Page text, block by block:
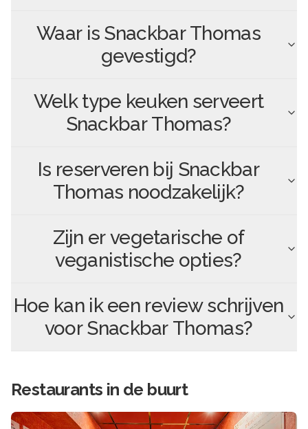
Waar is Snackbar Thomas
gevestigd?
Welk type keuken serveert
Snackbar Thomas?
Is reserveren bij Snackbar
Thomas noodzakelijk?
Zijn er vegetarische of
veganistische opties?
Hoe kan ik een review schrijven
voorSnackbar Thomas?
Restaurants in de buurt